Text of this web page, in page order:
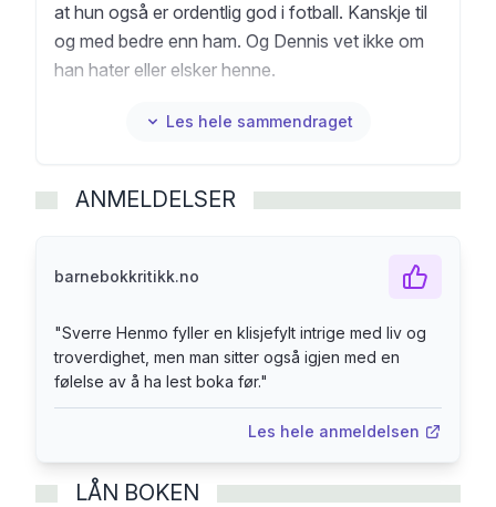
at hun også er ordentlig god i fotball. Kanskje til
og med bedre enn ham. Og Dennis vet ikke om
han hater eller elsker henne.
Les hele sammendraget
ANMELDELSER
barnebokkritikk.no
"Sverre Henmo fyller en klisjefylt intrige med liv og
troverdighet, men man sitter også igjen med en
følelse av å ha lest boka før."
Les hele anmeldelsen
LÅN BOKEN